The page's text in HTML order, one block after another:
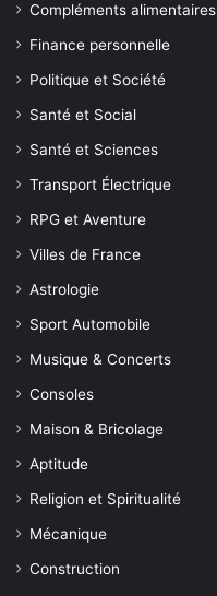
Compléments alimentaires
Finance personnelle
Politique et Société
Santé et Social
Santé et Sciences
Transport Électrique
RPG et Aventure
Villes de France
Astrologie
Sport Automobile
Musique & Concerts
Consoles
Maison & Bricolage
Aptitude
Religion et Spiritualité
Mécanique
Construction